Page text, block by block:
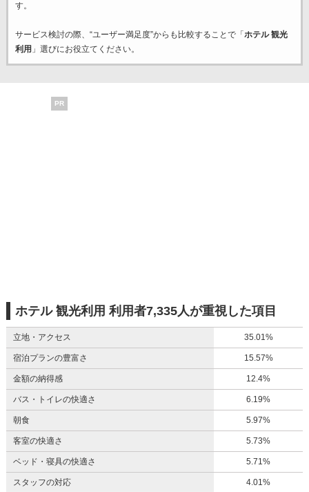
す。
サービス検討の際、“ユーザー満足度”からも比較することで「 ホテル 観光
利用 」選びにお役立てください。
PR
ホテル 観光利用 利用者7,335人が重視した項目
立地・アクセス 35.01%
宿泊プランの豊富さ 15.57%
金額の納得感 12.4%
バス・トイレの快適さ 6.19%
朝食 5.97%
客室の快適さ 5.73%
ベッド・寝具の快適さ 5.71%
スタッフの対応 4.01%